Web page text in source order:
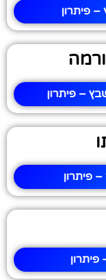
פיתרון
– פיתרון
פיתרון